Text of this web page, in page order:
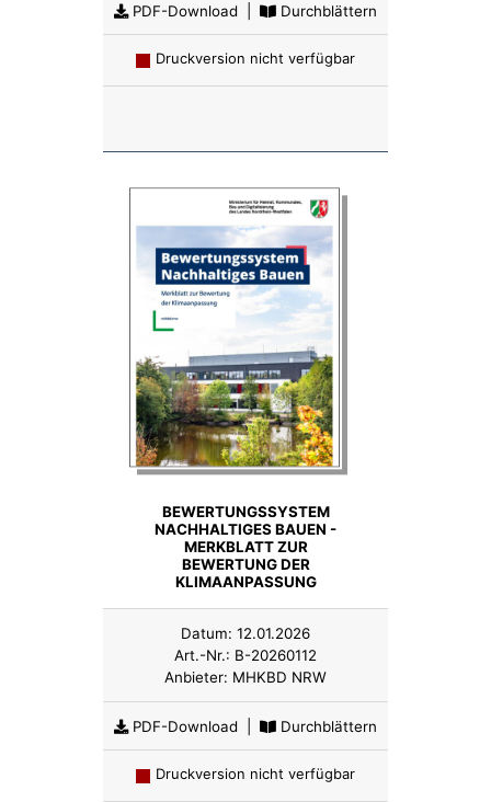
PDF-Download Durchblättern
Druckversion nicht verfügbar
BEWERTUNGSSYSTEM
NACHHALTIGES BAUEN -
MERKBLATT ZUR
BEWERTUNG DER
KLIMAANPASSUNG
Datum: 12.01.2026
Art.-Nr.: B-20260112
Anbieter: MHKBD NRW
PDF-Download Durchblättern
Druckversion nicht verfügbar